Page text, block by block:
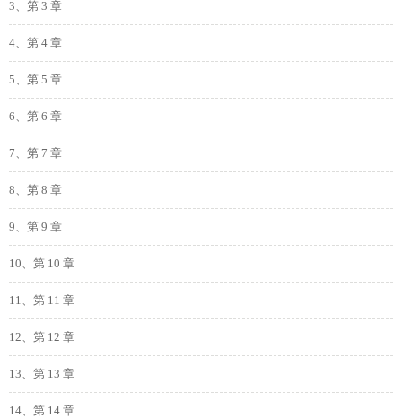
3、第 3 章
4、第 4 章
5、第 5 章
6、第 6 章
7、第 7 章
8、第 8 章
9、第 9 章
10、第 10 章
11、第 11 章
12、第 12 章
13、第 13 章
14、第 14 章